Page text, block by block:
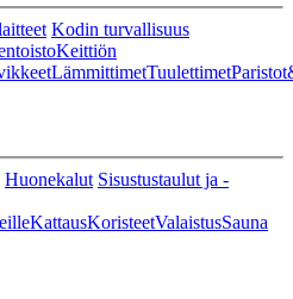
Kodin turvallisuus
Keittiön
LämmittimetTuulettimet
Huonekalut Sisustustaulut ja -
KattausKoristeetValaistusSauna